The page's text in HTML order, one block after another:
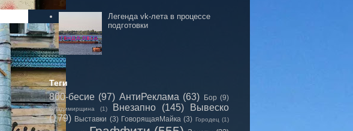
Легенда vk-лета в процессе
подготовки
Теги
800-бесие (97) АнтиРеклама (63) Бор (9)
Владимирщина (1) Внезапно (145)
Вывеско
(179) Выставки (3) ГоворящаяМайка (3) Городец (1)